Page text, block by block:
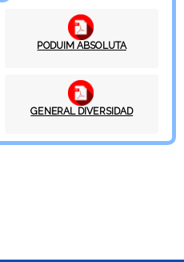
PODUIM ABSOLUTA
GENERAL DIVERSIDAD